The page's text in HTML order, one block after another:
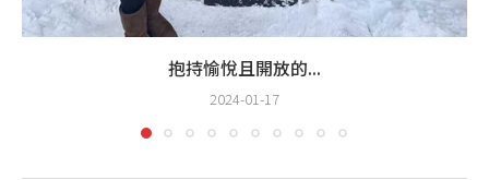
抱持愉悅且開放的...
2024-01-17